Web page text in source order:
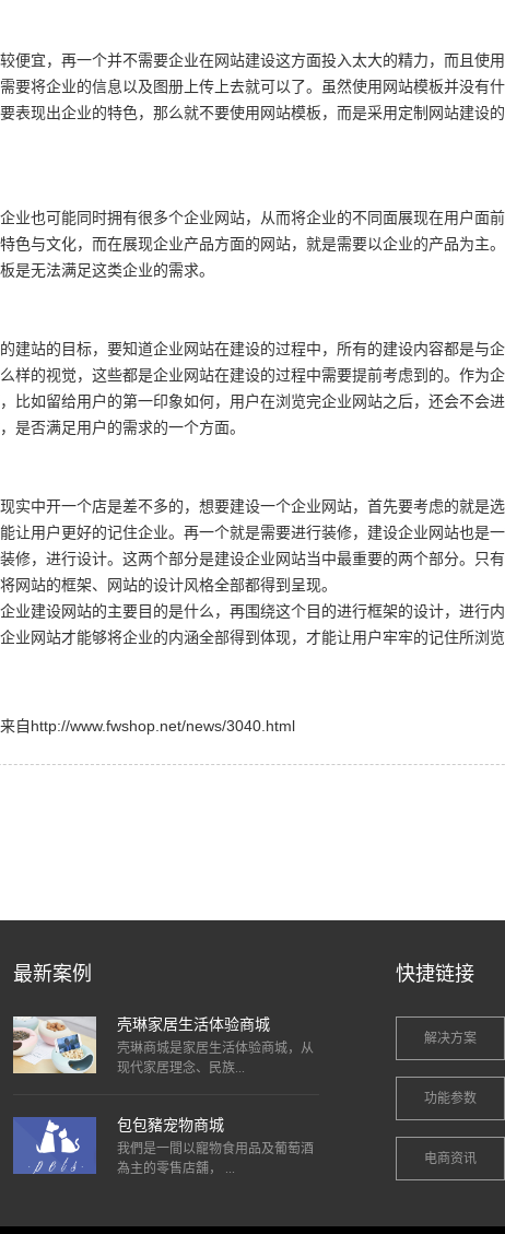
便宜，再一个并不需要企业在网站建设这方面投入太大的精力，而且使
要将企业的信息以及图册上传上去就可以了。虽然使用网站模板并没有
表现出企业的特色，那么就不要使用网站模板，而是采用定制网站建设
业也可能同时拥有很多个企业网站，从而将企业的不同面展现在用户面
色与文化，而在展现企业产品方面的网站，就是需要以企业的产品为主
是无法满足这类企业的需求。
建站的目标，要知道企业网站在建设的过程中，所有的建设内容都是与
样的视觉，这些都是企业网站在建设的过程中需要提前考虑到的。作为
比如留给用户的第一印象如何，用户在浏览完企业网站之后，还会不会
是否满足用户的需求的一个方面。
实中开一个店是差不多的，想要建设一个企业网站，首先要考虑的就是
让用户更好的记住企业。再一个就是需要进行装修，建设企业网站也是
修，进行设计。这两个部分是建设企业网站当中最重要的两个部分。只
网站的框架、网站的设计风格全部都得到呈现。
业建设网站的主要目的是什么，再围绕这个目的进行框架的设计，进行内
业网站才能够将企业的内涵全部得到体现，才能让用户牢牢的记住所浏
自http://www.fwshop.net/news/3040.html
最新案例
壳琳家居生活体验商城
壳琳商城是家居生活体验商城，从
现代家居理念、民族...
包包豬宠物商城
我們是一間以寵物食用品及葡萄酒
為主的零售店舖， ...
快捷链接
解决方案
功能参数
电商资讯